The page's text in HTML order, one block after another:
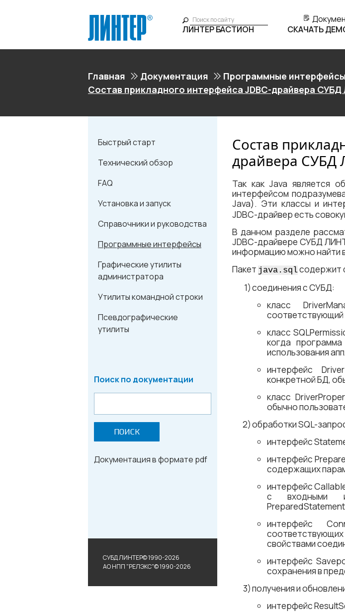
ЛИНТЕР БАСТИОН
СКАЧАТЬ
Главная Документация Программные интерфейсы
Состав прикладного интерфейса JDBC-драйвера
Быстрый старт
Технический обзор
FAQ
Установка и запуск
Справочники и руководства
Программные интерфейсы
Графические утилиты
администратора
Утилиты командной строки
Псевдографические
утилиты
Поиск по документации
ПОИСК
Документация в формате pdf
СУБД ЛИНТЕР© 1990-2026
АО НПП "РЕЛЭКС"© 1990-2026
Состав
драйвера СУБД
Так как Java является
интерфейсом
Java). Эти классы и
JDBC-драйвер есть
В данном разделе
JDBC-драйвере СУБД
информацию можно найти
Пакет java.sqlсодержит
соединения с СУБД:
класс
соответствующий
класс
когда
использования
интерфейс
конкретной БД,
класс
обычно
обработки SQL-
интерфейс
интерфейс
содержащих
интерфейс
с входными и
интерфейс
свойствами
интерфейс
сохранения в
получения и
интерфейс